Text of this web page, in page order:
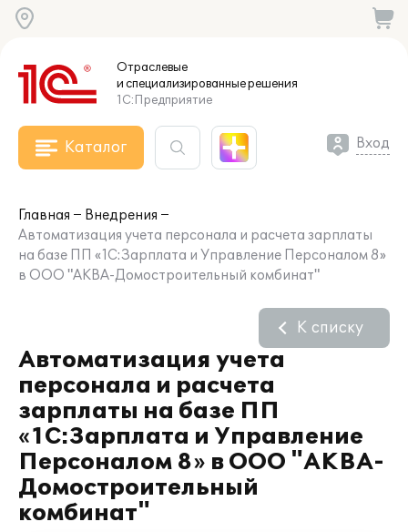
Отраслевые
и специализированныерешения
1С:Предприятие
Каталог Вход
Главная
Внедрения
Автоматизация учета персонала и расчета зарплаты
на базе ПП «1С:Зарплата и Управление Персоналом 8»
в ООО "АКВА-Домостроительный комбинат"
Автоматизация учета
персонала и расчета
зарплаты на базе ПП
«1С:Зарплата и Управление
Персоналом 8» в ООО "АКВА-
Домостроительный
комбинат"
К списку